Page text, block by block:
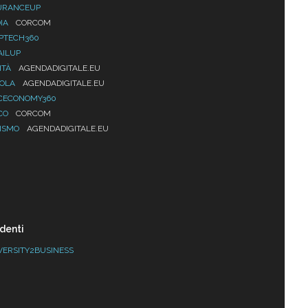
CORCOM
AGENDADIGITALE.EU
AGENDADIGITALE.EU
CORCOM
AGENDADIGITALE.EU